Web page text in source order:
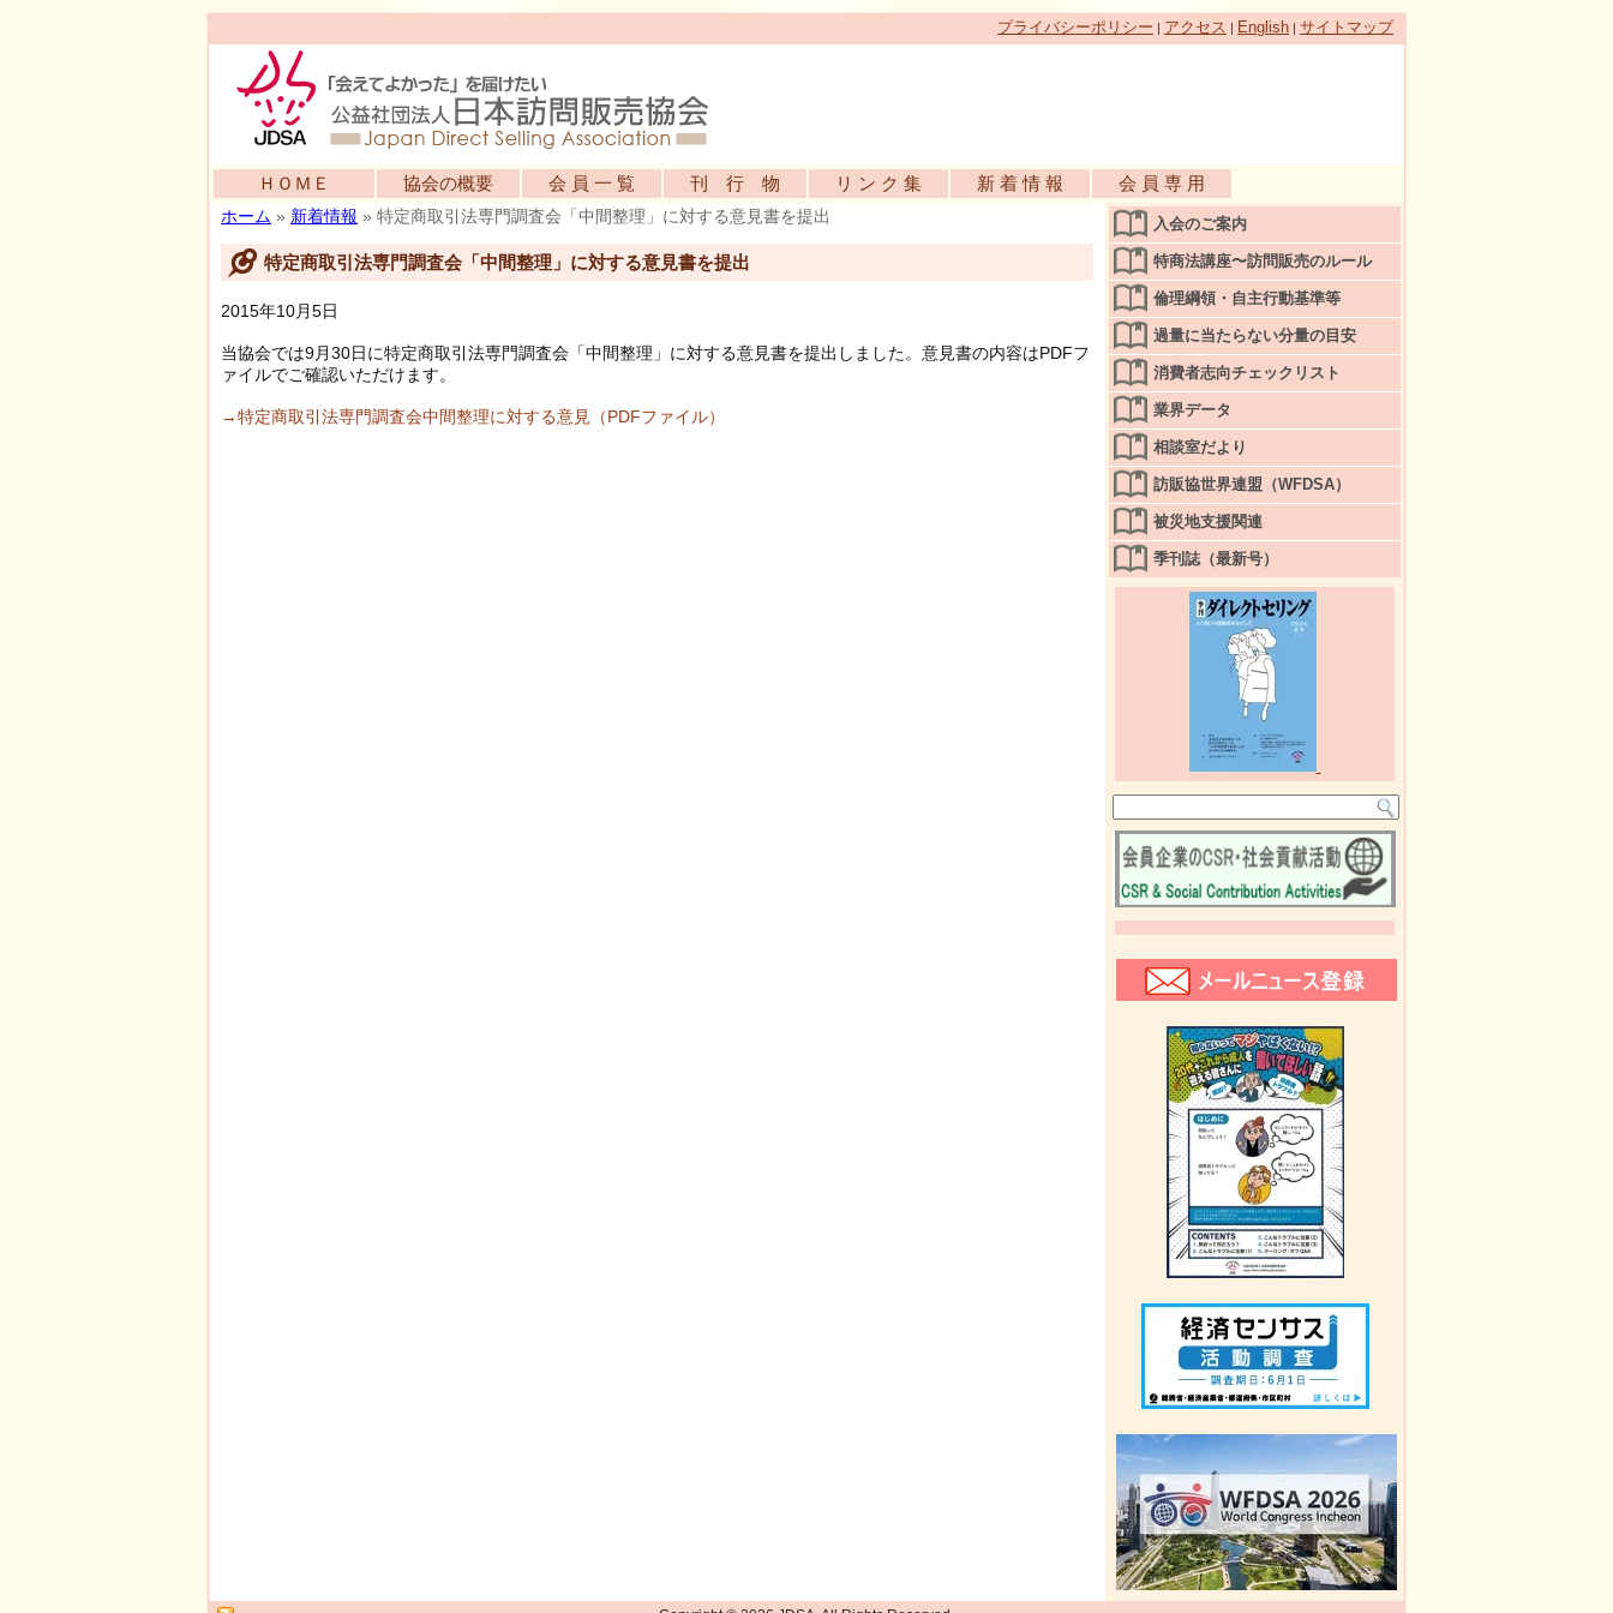
プライバシーポリシー | アクセス | English | サイトマップ
ＨＯＭＥ 協会の概要 会 員 一 覧 刊 行 物 リ ン ク 集 新 着 情 報 会 員 専 用
ホーム » 新着情報 » 特定商取引法専門調査会「中間整理」に対する意見書を提出
特定商取引法専門調査会「中間整理」に対する意見書を提出
2015年10月5日
当協会では9月30日に特定商取引法専門調査会「中間整理」に対する意見書を提出しました。意見書の内容はPDFフ
ァイルでご確認いただけます。
→特定商取引法専門調査会中間整理に対する意見（PDFファイル）
入会のご案内
特商法講座〜訪問販売のルール
倫理綱領・自主行動基準等
過量に当たらない分量の目安
消費者志向チェックリスト
業界データ
相談室だより
訪販協世界連盟（WFDSA）
被災地支援関連
季刊誌（最新号）